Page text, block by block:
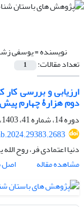
نویسنده =یوسفی
تعداد مقالات: 1
ارزیابی و بررسی کار
دوم هزارۀ چهارم
دوره 14، شماره 41، 1403، صفحه
دنیا اعتمادی فر، روح
مشاهده مقاله
اصل